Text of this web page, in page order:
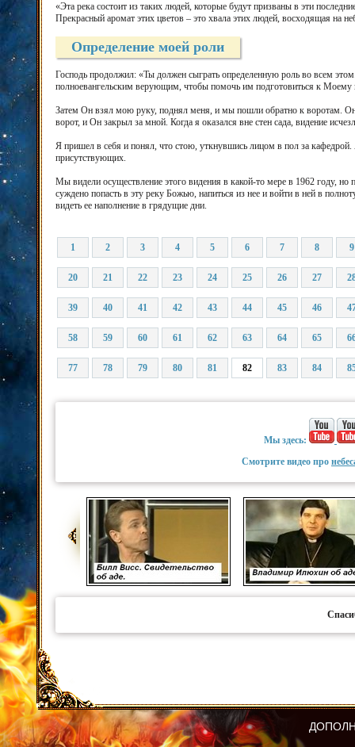
«Эта река состоит из таких людей, которые будут призваны в эти
Прекрасный аромат этих цветов – это хвала этих людей, восходящая на
Определение моей роли
Господь продолжил: «Ты должен сыграть определенную роль во всем
полноевангельским верующим, чтобы помочь им подготовиться к Моему
Затем Он взял мою руку, поднял меня, и мы пошли обратно к воротам.
ворот, и Он закрыл за мной. Когда я оказался вне стен сада, видение
Я пришел в себя и понял, что стою, уткнувшись лицом в пол за
присутствующих.
Мы видели осуществление этого видения в какой-то мере в 1962 году,
суждено попасть в эту реку Божью, напиться из нее и войти в ней в
видеть ее наполнение в грядущие дни.
1 2 3 4 5 6 7 8 9
20 21 22 23 24 25 26 27
39 40 41 42 43 44 45 46
58 59 60 61 62 63 64 65
77 78 79 80 81 82 83 84
Мы здесь:
Смотрите видео про